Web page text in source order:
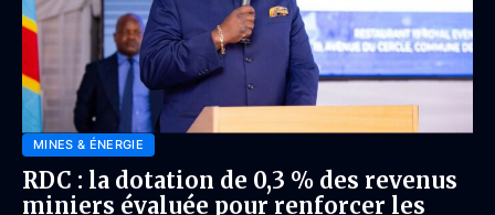
MINES & ÉNERGIE
RDC : la dotation de 0,3 % des revenus
miniers évaluée pour renforcer les